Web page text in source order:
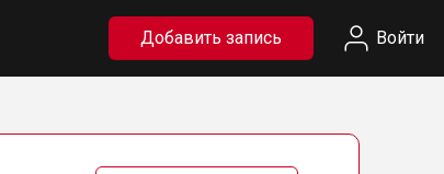
Добавить запись Войти